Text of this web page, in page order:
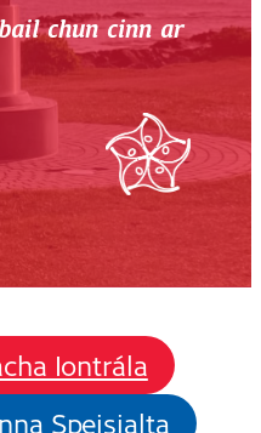
chun cinn ar
Iontrála
Speisialta